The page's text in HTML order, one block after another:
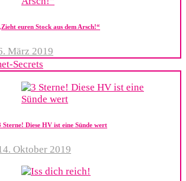
euren Stock aus dem Arsch!“
März 2019
Secrets
Sterne! Diese HV ist eine Sünde wert
Oktober 2019